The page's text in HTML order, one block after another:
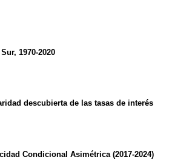
1970-2020
descubierta de las tasas de interés
Condicional Asimétrica (2017-2024)